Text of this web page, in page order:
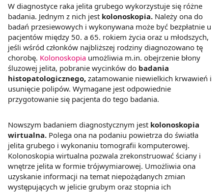
W diagnostyce raka jelita grubego wykorzystuje się różne
badania. Jednym z nich jest kolonoskopia. Należy ona do
badań przesiewowych i wykonywana może być bezpłatnie u
pacjentów między 50. a 65. rokiem życia oraz u młodszych,
jeśli wśród członków najbliższej rodziny diagnozowano tę
chorobę. Kolonoskopia umożliwia m.in. obejrzenie błony
śluzowej jelita, pobranie wycinków do badania
histopatologicznego, zatamowanie niewielkich krwawień i
usunięcie polipów. Wymagane jest odpowiednie
przygotowanie się pacjenta do tego badania.
Nowszym badaniem diagnostycznym jest kolonoskopia
wirtualna. Polega ona na podaniu powietrza do światła
jelita grubego i wykonaniu tomografii komputerowej.
Kolonoskopia wirtualna pozwala zrekonstruować ściany i
wnętrze jelita w formie trójwymiarowej. Umożliwia ona
uzyskanie informacji na temat niepożądanych zmian
występujących w jelicie grubym oraz stopnia ich